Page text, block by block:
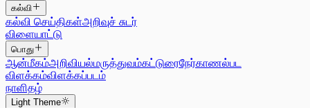
கல்வி
கல்வி செய்திகள்அறிவுச் சுடர்
விளையாட்டு
பொது
ஆன்மீகம்அறிவியல்மருத்துவம்கட்டுரைநேர்காணல்பட
விளக்கம்விளக்கப்படம்
நாளிதழ்
Light Theme